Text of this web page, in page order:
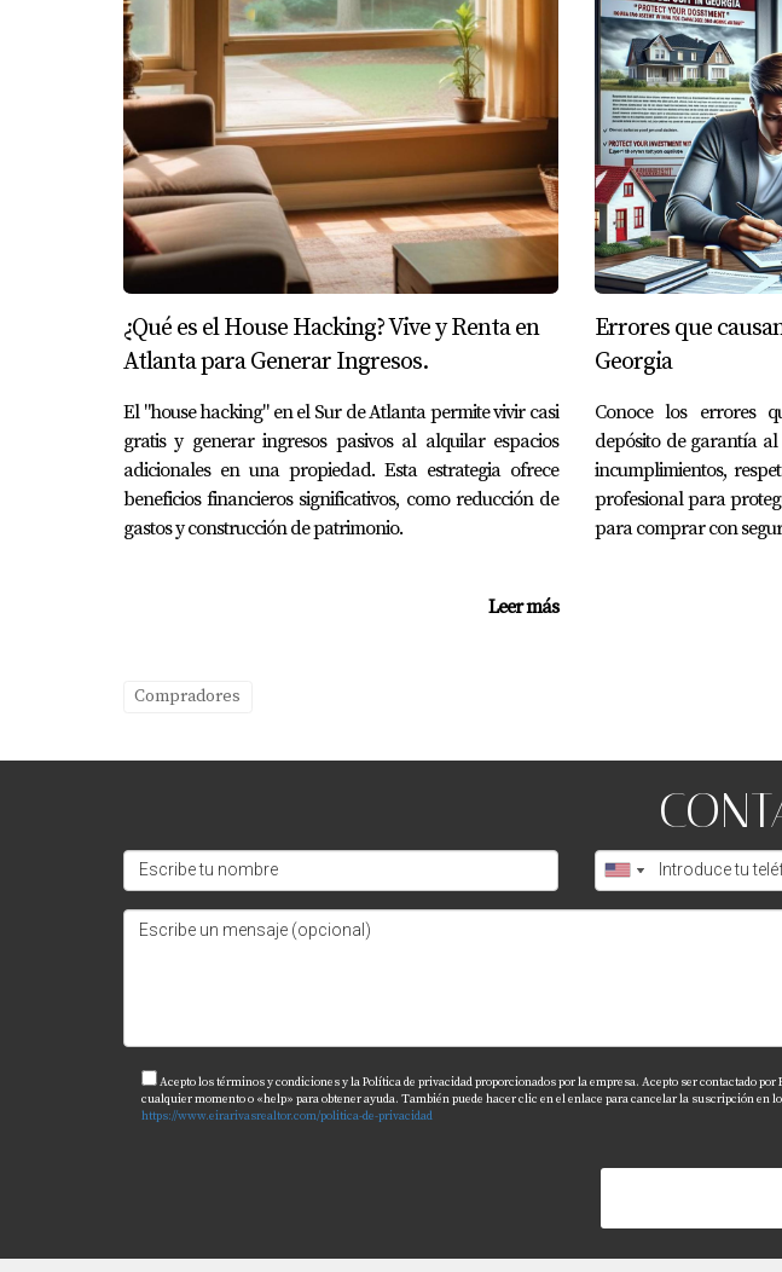
¿Qué es el House Hacking? Vive y Renta en
Atlanta para Generar Ingresos.
El "house hacking" en el Sur de Atlanta permite vivir casi
gratis y generar ingresos pasivos al alquilar espacios
adicionales en una propiedad. Esta estrategia ofrece
beneficios financieros significativos, como reducción de
gastos y construcción de patrimonio.
Leer más
Errores que
Georgia
Conoce los errores
depósito de garantía
incumplimientos,
profesional para
para comprar con
Compradores
Acepto los términos y condiciones y la Política de privacidad proporcionados por la empresa. Acepto ser contactado
cualquier momento o «help» para obtener ayuda. También puede hacer clic en el enlace para cancelar la suscripción
https://www.eirarivasrealtor.com/politica-de-privacidad